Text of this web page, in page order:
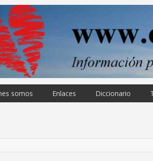
somos Enlaces Diccionario